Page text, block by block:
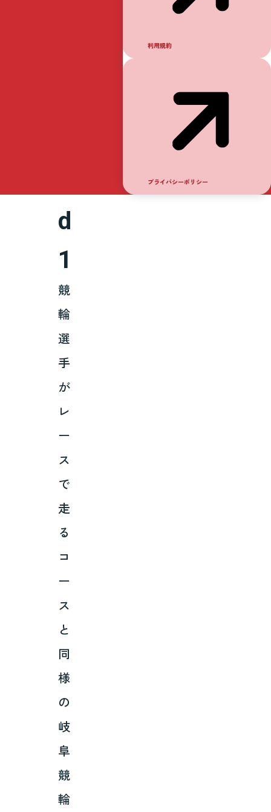
利用規約
プライバシーポリシー
d
1
競
輪
選
手
が
レ
ー
ス
で
走
る
コ
ー
ス
と
同
様
の
岐
阜
競
輪